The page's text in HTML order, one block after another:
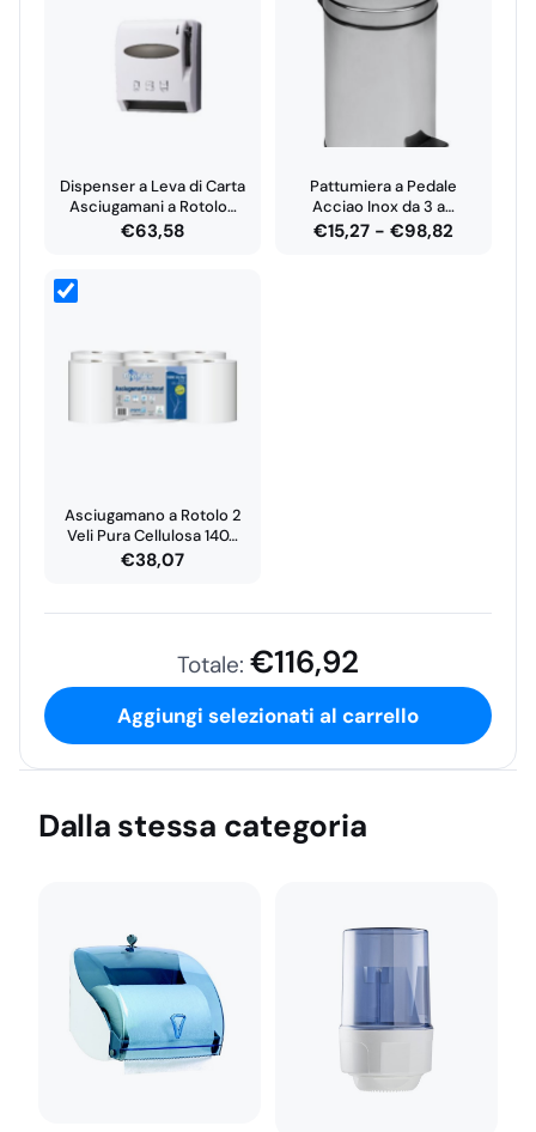
Dispenser a Leva di Carta
Asciugamani a Rotolo…
€63,58
Pattumiera a Pedale
Acciao Inox da 3 a…
€15,27 - €98,82
Asciugamano a Rotolo 2
Veli Pura Cellulosa 140…
€38,07
Totale: €116,92
Aggiungi selezionati al carrello
Dalla stessa categoria